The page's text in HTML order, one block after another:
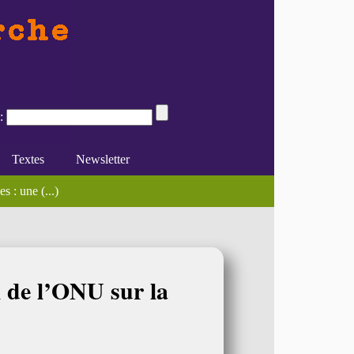
du féminisme
Textes
: une (...)
Newsletter
l’ONU sur la